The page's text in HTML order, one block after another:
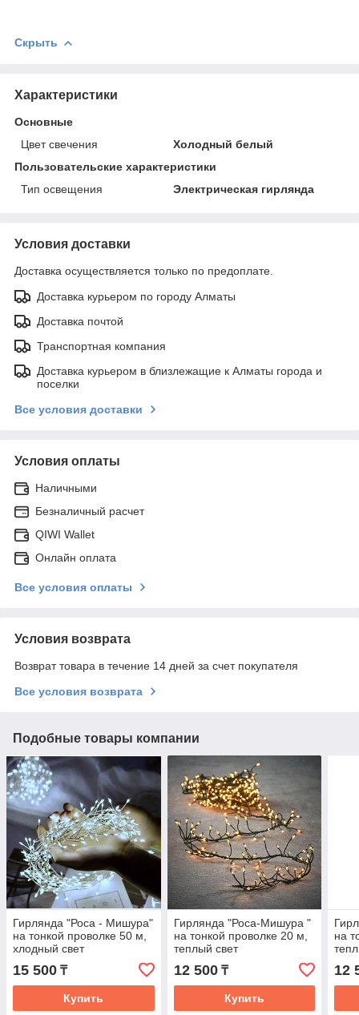
Скрыть
Характеристики
Основные
Цвет свечения
Холодный белый
Пользовательские характеристики
Тип освещения
Электрическая гирлянда
Условия доставки
Доставка осуществляется только по предоплате.
Доставка курьером по городу Алматы
Доставка почтой
Транспортная компания
Доставка курьером в близлежащие к Алматы города и
поселки
Все условия доставки
Условия оплаты
Наличными
Безналичный расчет
QIWI Wallet
Онлайн оплата
Все условия оплаты
Условия возврата
Возврат товара в течение 14 дней за счет покупателя
Все условия возврата
Подобные товары компании
Гирлянда "Роса - Мишура"
на тонкой проволке 50 м,
хлодный свет
15 500 ₸
Купить
Гирлянда "Роса-Мишура "
на тонкой проволке 20 м,
теплый свет
12 500₸
Купить
на
12